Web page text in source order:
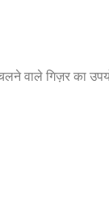
चलने वाले गिज़र का